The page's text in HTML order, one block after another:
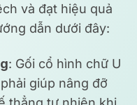
và đạt hiệu quả
dẫn dưới đây:
: Gối cổ hình chữ U
giúp nâng đỡ